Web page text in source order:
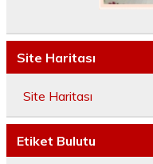
Site Haritası
Site Haritası
Etiket Bulutu